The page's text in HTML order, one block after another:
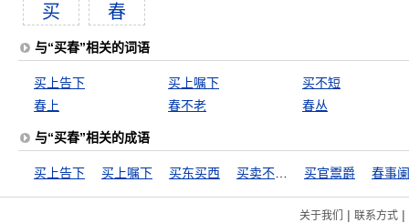
买 春
与“买春”相关的词语
买上告下 买上嘱下
买不短
春上
春不老 春丛
与“买春”相关的成语
买上告下 买上嘱下 买东买西 买官鬻爵 春事
关于我们 | 联系方式|